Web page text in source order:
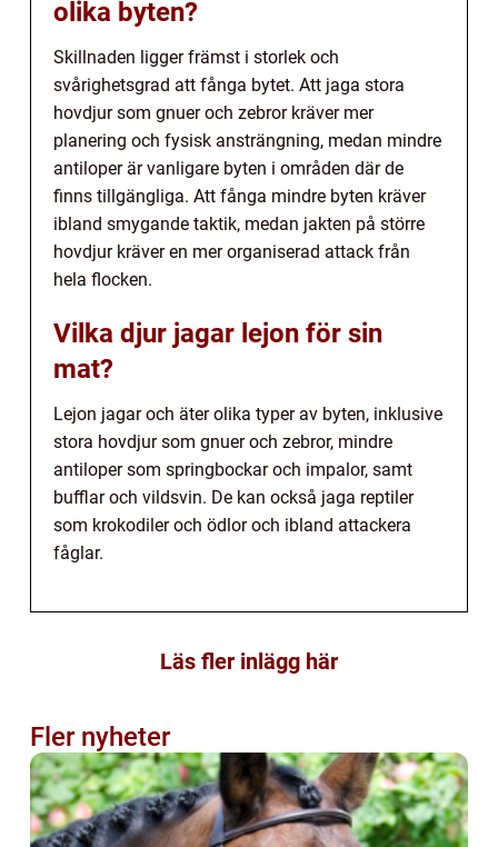
olika byten?
Skillnaden ligger främst i storlek och
svårighetsgrad att fånga bytet. Att jaga stora
hovdjur som gnuer och zebror kräver mer
planering och fysisk ansträngning, medan mindre
antiloper är vanligare byten i områden där de
finns tillgängliga. Att fånga mindre byten kräver
ibland smygande taktik, medan jakten på större
hovdjur kräver en mer organiserad attack från
hela flocken.
Vilka djur jagar lejon för sin
mat?
Lejon jagar och äter olika typer av byten, inklusive
stora hovdjur som gnuer och zebror, mindre
antiloper som springbockar och impalor, samt
bufflar och vildsvin. De kan också jaga reptiler
som krokodiler och ödlor och ibland attackera
fåglar.
Läs fler inlägg här
Fler nyheter